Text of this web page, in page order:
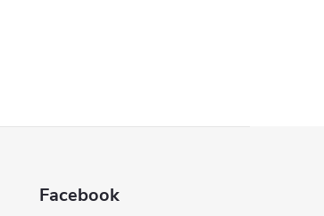
Facebook